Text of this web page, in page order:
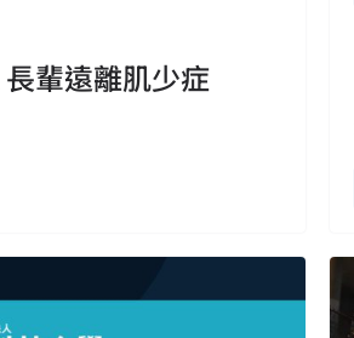
輩遠離肌少症